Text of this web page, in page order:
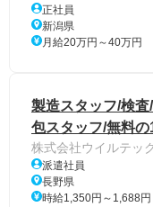
正社員
新潟県
月給20万円～40万円
製造スタッフ/検査
包スタッフ/無料
株式会社ウイルテッ
派遣社員
長野県
時給1,350円～1,688円